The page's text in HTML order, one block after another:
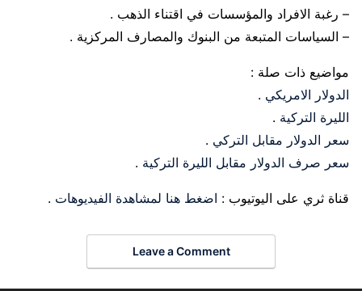
– رغبة الافراد والمؤسسات في اقتناء الذهب .
– السياسات المتبعة من البنوك والمصارف المركزية .
مواضيع ذات صلة :
الدولار الامريكي .
الليرة التركية .
سعر الدولار مقابل التركي .
سعر صرف الدولار مقابل الليرة التركية .
قناة ثري على اليوتيوب : اضغط هنا لمشاهدة الفيديوهات .
Leave a Comment